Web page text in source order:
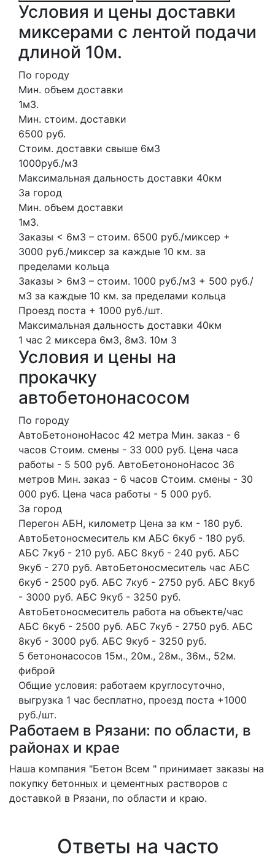
Условия и цены доставки
миксерами с лентой подачи
длиной 10м.
По городу
Мин. объем доставки
1м3.
Мин. стоим. доставки
6500 руб.
Стоим. доставки свыше 6м3
1000руб./м3
Максимальная дальность доставки 40км
За город
Мин. объем доставки
1м3.
Заказы < 6м3 – стоим. 6500 руб./миксер +
3000 руб./миксер за каждые 10 км. за
пределами кольца
Заказы > 6м3 – стоим. 1000 руб./м3 + 500 руб./
м3 за каждые 10 км. за пределами кольца
Проезд поста + 1000 руб./шт.
Максимальная дальность доставки 40км
1 час 2 миксера 6м3, 8м3. 10м 3
Условия и цены на
прокачку
автобетононасосом
По городу
АвтоБетононоНасос 42 метра Мин. заказ - 6
часов Стоим. смены - 33 000 руб. Цена часа
работы - 5 500 руб. АвтоБетононоНасос 36
метров Мин. заказ - 6 часов Стоим. смены - 30
000 руб. Цена часа работы - 5 000 руб.
За город
Перегон АБН, километр Цена за км - 180 руб.
АвтоБетоносмеситель км АБС 6куб - 180 руб.
АБС 7куб - 210 руб. АБС 8куб - 240 руб. АБС
9куб - 270 руб. АвтоБетоносмеситель час АБС
6куб - 2500 руб. АБС 7куб - 2750 руб. АБС 8куб
- 3000 руб. АБС 9куб - 3250 руб.
АвтоБетоносмеситель работа на объекте/час
АБС 6куб - 2500 руб. АБС 7куб - 2750 руб. АБС
8куб - 3000 руб. АБС 9куб - 3250 руб.
5 бетононасосов 15м., 20м., 28м., 36м., 52м.
фиброй
Общие условия: работаем круглосуточно,
выгрузка 1 час бесплатно, проезд поста +1000
руб./шт.
Работаем в Рязани: по области, в
районах и крае
Наша компания "Бетон Всем " принимает заказы на
покупку бетонных и цементных растворов с
доставкой в Рязани, по области и краю.
Ответы на часто